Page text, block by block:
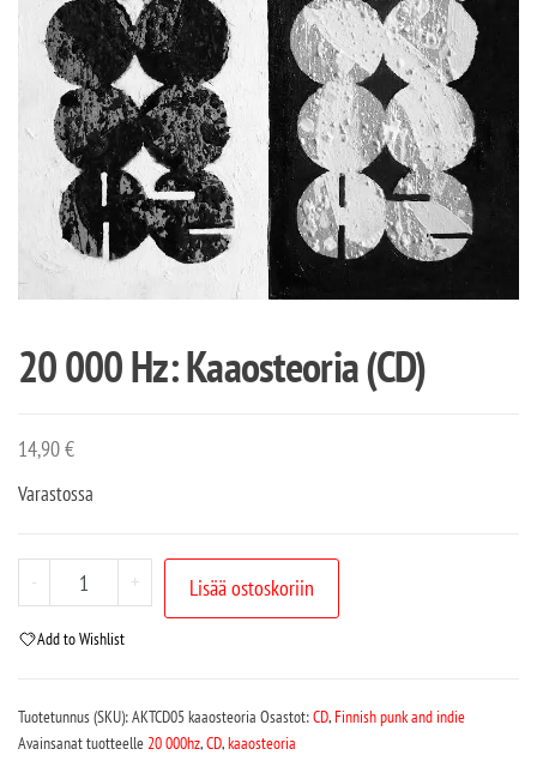
20 000 Hz: Kaaosteoria (CD)
14,90€
Varastossa
- + Lisää ostoskoriin
Add to Wishlist
Tuotetunnus (SKU):AKTCD05 kaaosteoria Osastot:CD,Finnish punk and indie
Avainsanat tuotteelle20 000hz,CD,kaaosteoria